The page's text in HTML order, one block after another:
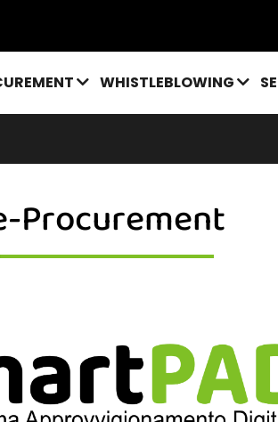
WHISTLEBLOWING
Procurement